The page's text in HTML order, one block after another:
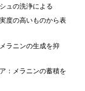
ュの洗浄による
度の高いものから表
ラニンの生成を抑
：メラニンの蓄積を